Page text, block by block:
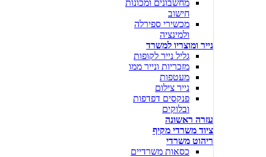
מחשבונים ומכונות
חישוב
מכשירי ספירלה
ולמינציה
נייר ומוצריו למשרד
גליל נייר לקופות
מזכריות ונייר ממו
מעטפות
נייר צילום
פנקסים דפדפות
ובלוקים
עזרה ראשונה
ציוד משרדי מקיף
ריהוט משרדי
כסאות משרדיים